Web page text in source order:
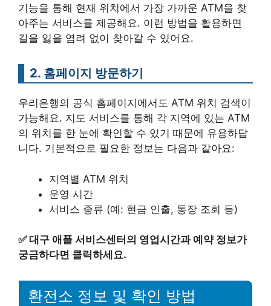
기능을 통해 현재 위치에서 가장 가까운 ATM을 찾
아주는 서비스를 제공해요. 이런 방법을 활용하면
길을 잃을 염려 없이 찾아갈 수 있어요.
2. 홈페이지 방문하기
우리은행의 공식 홈페이지에서도 ATM 위치 검색이
가능해요. 지도 서비스를 통해 각 지역에 있는 ATM
의 위치를 한 눈에 확인할 수 있기 때문에 유용하답
니다. 기본적으로 필요한 정보는 다음과 같아요:
지역별 ATM 위치
운영 시간
서비스 종류 (예: 현금 인출, 통장 조회 등)
✅대구 애플 서비스센터의 영업시간과 예약 정보가
궁금하다면 클릭하세요.
환전소 정보 및 확인 방법